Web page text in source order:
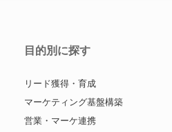
目的別に探す
リード獲得・育成
マーケティング基盤構築
営業・マーケ連携